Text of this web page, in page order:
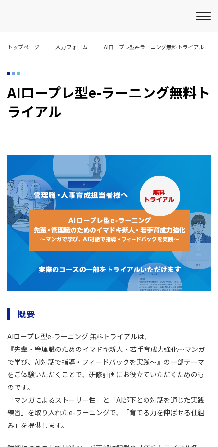
トップページ 入力フォーム AIロープレ型e-ラーニング無料トライアル
AIロープレ型e-ラーニング無料ト
ライアル
概要
AIロープレ型e-ラーニング 無料トライアルは、
『先輩・管理職のためのイマドキ新人・若手育成力強化～マンガ
で学び、AI対話で指導・フィードバックを実践～』の一部テーマ
をご体験いただくことで、研修計画にお役立ていただくためのも
のです。
「マンガによるストーリー性」と「AI部下との対話を通じた実践
練習」を取り入れたe-ラーニングで、「育てる力を伸ばせる仕組
み」を提供します。